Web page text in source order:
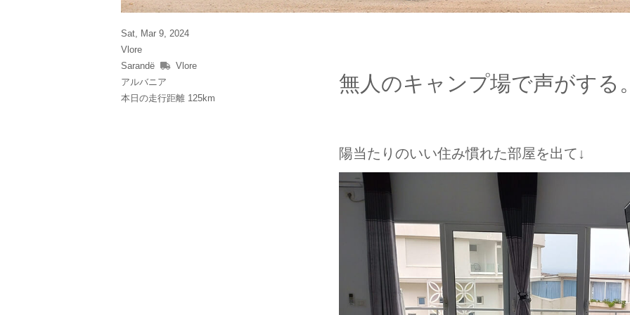
Sat, Mar 9, 2024
Vlore
Sarandë
Vlore
アルバニア
本日の走行距離 125km
無人のキャンプ場で声がする
陽当たりのいい住み慣れた部屋を出て↓